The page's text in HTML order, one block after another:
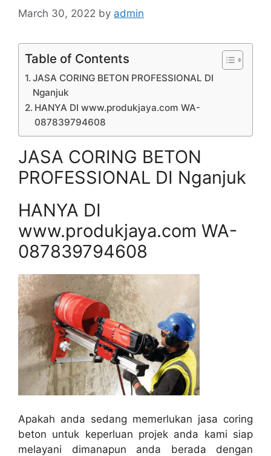
March 30, 2022 by admin
Table of Contents
JASA CORING BETON PROFESSIONAL DI
Nganjuk
HANYA DI www.produkjaya.com WA-
087839794608
JASA CORING BETON
PROFESSIONAL DI Nganjuk
HANYA DI
www.produkjaya.com WA-
087839794608
Apakah anda sedang memerlukan jasa coring
beton untuk keperluan projek anda kami siap
melayani dimanapun anda berada dengan